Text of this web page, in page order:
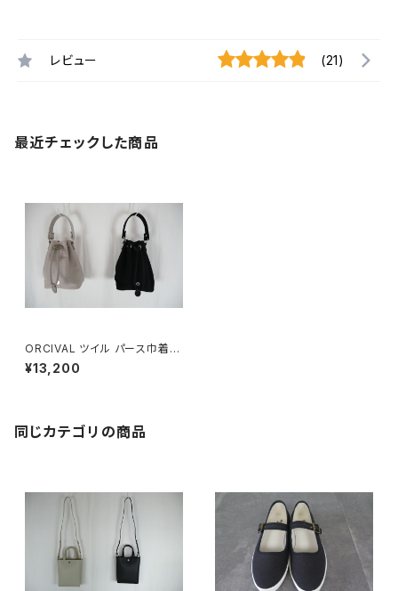
レビュー (21)
最近チェックした商品
ORCIVAL ツイル パース巾着バ
ッグ
¥13,200
同じカテゴリの商品